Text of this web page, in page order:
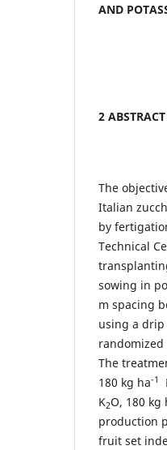
AND
2 ABSTRACT
The
Italian
by
Technical
sowing in
m spacing
using a
The
180 kg ha-1
K2O, 180 kg
production
fruit set